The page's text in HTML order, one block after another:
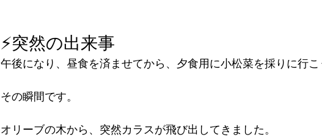
⚡突然の出来事
午後になり、昼食を済ませてから、夕食用に小松菜を採りに行こ
その瞬間です。
オリーブの木から、突然カラスが飛び出してきました。